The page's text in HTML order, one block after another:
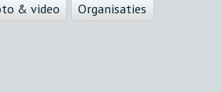
& video
Organisaties